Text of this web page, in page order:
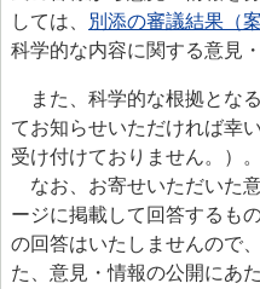
しては、
別添の審議結果（
科学的な内容に関する意見
また、科学的な根拠とな
てお知らせいただければ幸
受け付けておりません。）。
なお、お寄せいただいた
ージに掲載して回答するも
の回答はいたしませんので
た、意見・情報の公開にあ